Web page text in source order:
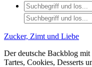
Zucker, Zimt und Liebe
Der deutsche Backblog
Tartes, Cookies, Desserts